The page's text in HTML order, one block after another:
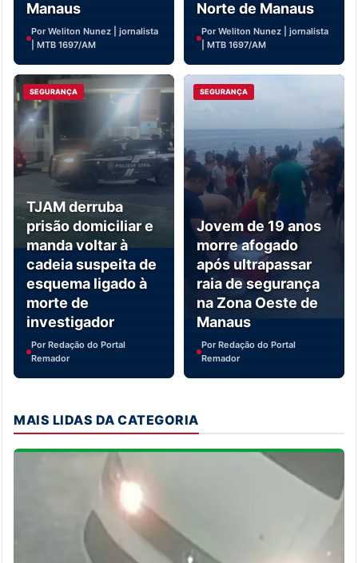
Manaus
Por Weliton Nunez | jornalista
| MTB 1697/AM
Norte de Manaus
Por Weliton Nunez | jornalista
| MTB 1697/AM
SEGURANÇA
TJAM derruba
prisão domiciliar e
manda voltar à
cadeia suspeita de
esquema ligado à
morte de
investigador
Por Redação do Portal
Remador
SEGURANÇA
Jovem de 19 anos
morre afogado
após ultrapassar
raia de segurança
na Zona Oeste de
Manaus
Por Redação do Portal
Remador
MAIS LIDAS DA CATEGORIA